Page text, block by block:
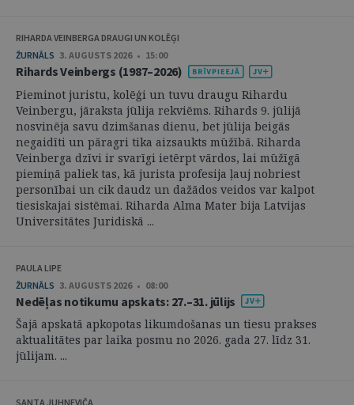
RIHARDA VEINBERGA DRAUGI UN KOLĒĢI
ŽURNĀLS 3. AUGUSTS 2026 • 15:00
Rihards Veinbergs (1987–2026)
Pieminot juristu, kolēģi un tuvu draugu Rihardu
Veinbergu, jāraksta jūlija rekviēms. Rihards 9. jūlijā
nosvinēja savu dzimšanas dienu, bet jūlija beigās
negaidīti un pāragri tika aizsaukts mūžībā. Riharda
Veinberga dzīvi ir svarīgi ietērpt vārdos, lai mūžīgā
piemiņā paliek tas, kā jurista profesija ļauj nobriest
personībai un cik daudz un dažādos veidos var kalpot
tiesiskajai sistēmai. Riharda Alma Mater bija Latvijas
Universitātes Juridiskā ...
PAULA LIPE
ŽURNĀLS 3. AUGUSTS 2026 • 08:00
Nedēļas notikumu apskats: 27.–31. jūlijs
Šajā apskatā apkopotas likumdošanas un tiesu prakses
aktualitātes par laika posmu no 2026. gada 27. līdz 31.
jūlijam. ...
SANTA JUHNEVIČA